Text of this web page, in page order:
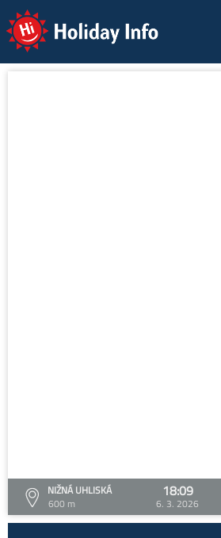
Holiday Info
NIŽNÁ UHLISKÁ
600 m
18:09
6. 3. 2026